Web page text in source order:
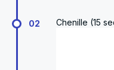
02 Chenille (15